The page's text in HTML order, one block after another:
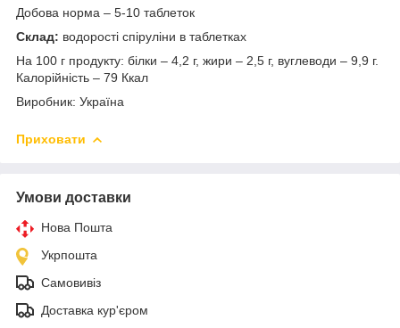
Добова норма – 5-10 таблеток
Склад: водорості спіруліни в таблетках
На 100 г продукту: білки – 4,2 г, жири – 2,5 г, вуглеводи – 9,9 г.
Калорійність – 79 Ккал
Виробник: Україна
Приховати
Умови доставки
Нова Пошта
Укрпошта
Самовивіз
Доставка кур'єром